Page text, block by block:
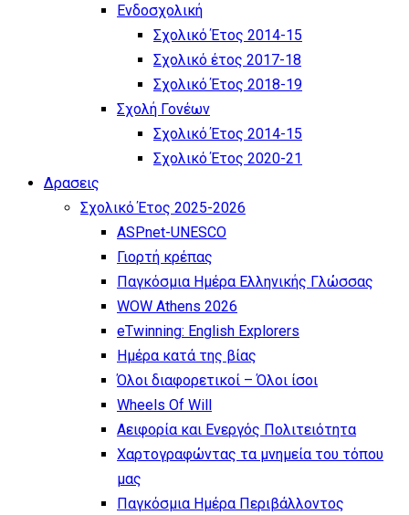
Ενδοσχολική
Σχολικό Έτος 2014-15
Σχολικό έτος 2017-18
Σχολικό Έτος 2018-19
Σχολή Γονέων
Σχολικό Έτος 2014-15
Σχολικό Έτος 2020-21
Δρασεις
Σχολικό Έτος 2025-2026
ASPnet-UNESCO
Γιορτή κρέπας
Παγκόσμια Ημέρα Ελληνικής Γλώσσας
WOW Athens 2026
eTwinning: English Explorers
Ημέρα κατά της βίας
Όλοι διαφορετικοί – Όλοι ίσοι
Wheels Of Will
Αειφορία και Ενεργός Πολιτειότητα
Χαρτογραφώντας τα μνημεία του τόπου
μας
Παγκόσμια Ημέρα Περιβάλλοντος